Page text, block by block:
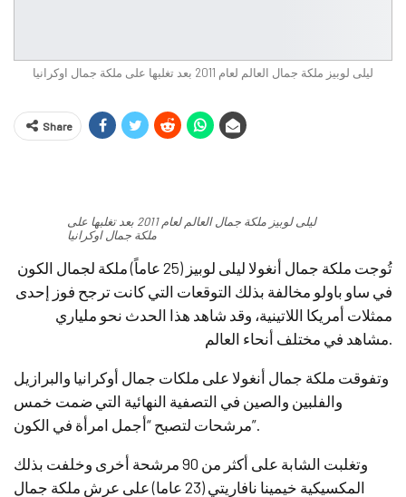
ليلى لوبيز ملكة جمال العالم لعام 2011 بعد تغلبها على ملكة جمال اوكرانيا
Share
ليلى لوبيز ملكة جمال العالم لعام 2011 بعد تغلبها على
ملكة جمال اوكرانيا
تُوجت ملكة جمال أنغولا ليلى لوبيز (25 عاماً) ملكة لجمال الكون
في ساو باولو مخالفة بذلك التوقعات التي كانت ترجح فوز إحدى
ممثلات أمريكا اللاتينية، وقد شاهد هذا الحدث نحو ملياري
وتفوقت ملكة جمال أنغولا على ملكات جمال أوكرانيا والبرازيل
والفلبين والصين في التصفية النهائية التي ضمت خمس
مرشحات لتصبح “أجمل امرأة في الكون”.
وتغلبت الشابة على أكثر من 90 مرشحة أخرى وخلفت بذلك
المكسيكية خيمينا نافاريتي (23 عاما) على عرش ملكة جمال